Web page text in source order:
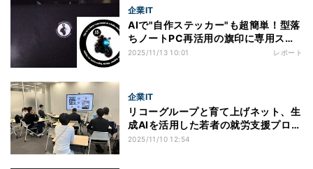
企業IT
AIで"自作ステッカー"も超簡単！型落
ちノートPC再活用の旗印に専用ステ
ッカーを創る
2025/11/13 10:01 レポート
企業IT
リコーグループと育て上げネット、生
成AIを活用した若者の就労支援プログ
ラムを実施
2025/11/10 12:54